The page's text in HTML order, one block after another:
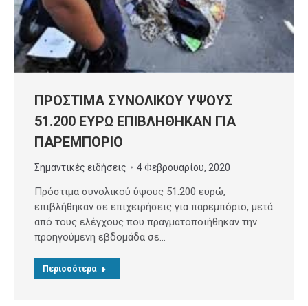
ΠΡΟΣΤΙΜΑ ΣΥΝΟΛΙΚΟΥ ΥΨΟΥΣ
51.200 ΕΥΡΩ ΕΠΙΒΛΗΘΗΚΑΝ ΓΙΑ
ΠΑΡΕΜΠΟΡΙΟ
Σημαντικές ειδήσεις 4 Φεβρουαρίου, 2020
Πρόστιμα συνολικού ύψους 51.200 ευρώ,
επιβλήθηκαν σε επιχειρήσεις για παρεμπόριο, μετά
από τους ελέγχους που πραγματοποιήθηκαν την
προηγούμενη εβδομάδα σε…
Περισσότερα